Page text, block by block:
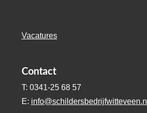
Vacatures
Contact
T: 0341-25 68 57
E: info@schildersbedrijfwitteveen.nl